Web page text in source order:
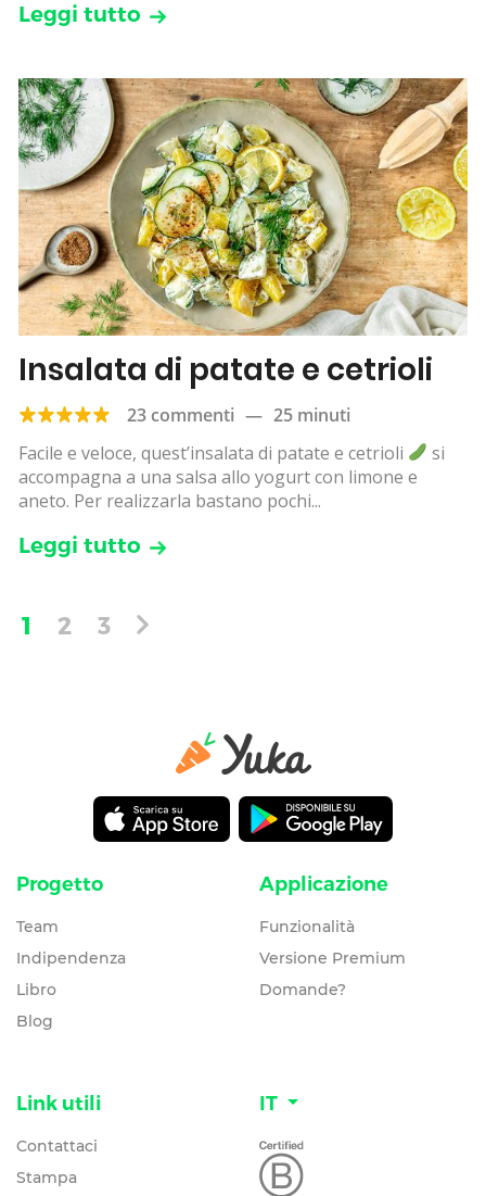
Leggi tutto
Insalata di patate e cetrioli
23 commenti — 25 minuti
Facile e veloce, quest’insalata di patate e cetrioli
si
accompagna a una salsa allo yogurt con limone e
aneto. Per realizzarla bastano pochi...
Leggi tutto
1 2 3
Progetto
Team
Indipendenza
Libro
Blog
Applicazione
Funzionalità
Versione Premium
Domande?
Link utili
Contattaci
Stampa
IT